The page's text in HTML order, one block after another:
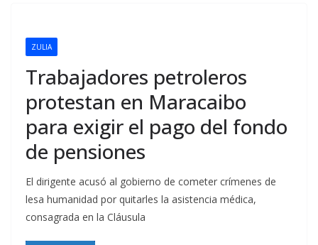
ZULIA
Trabajadores petroleros
protestan en Maracaibo
para exigir el pago del fondo
de pensiones
El dirigente acusó al gobierno de cometer crímenes de
lesa humanidad por quitarles la asistencia médica,
consagrada en la Cláusula